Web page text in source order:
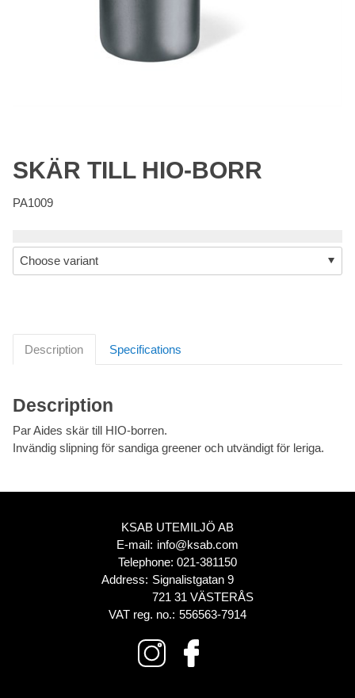
SKÄR TILL HIO-BORR
PA1009
Description Specifications
Description
Par Aides skär till HIO-borren.
Invändig slipning för sandiga greener och utvändigt för leriga.
KSAB UTEMILJÖ AB
E-mail: info@ksab.com
Telephone: 021-381150
Address: Signalistgatan 9
721 31 VÄSTERÅS
VAT reg. no.: 556563-7914